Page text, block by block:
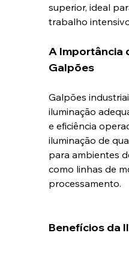
superior, ideal
trabalho
A Importância
Galpões
Galpões
iluminação
e eficiência
iluminação de
para ambientes
como linhas de
processamento.
Benefícios da